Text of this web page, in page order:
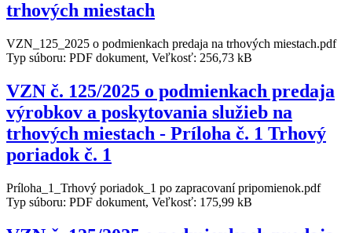
trhových miestach
VZN_125_2025 o podmienkach predaja na trhových miestach.pdf
Typ súboru: PDF dokument, Veľkosť: 256,73 kB
VZN č. 125/2025 o podmienkach predaja
výrobkov a poskytovania služieb na
trhových miestach - Príloha č. 1 Trhový
poriadok č. 1
Príloha_1_Trhový poriadok_1 po zapracovaní pripomienok.pdf
Typ súboru: PDF dokument, Veľkosť: 175,99 kB